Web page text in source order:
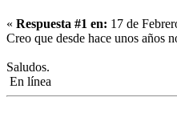
« Respuesta #1 en: 17 de
Creo que desde hace unos años
Saludos.
En línea